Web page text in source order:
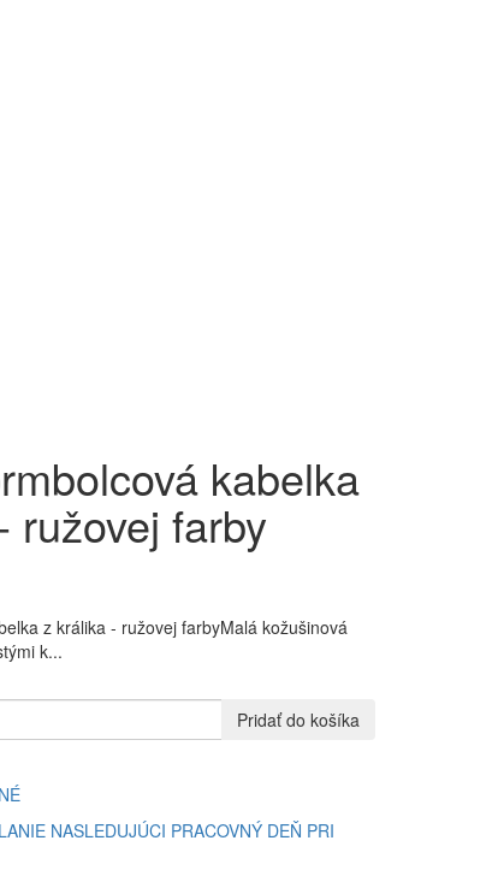
kabelka
ružovej farby
z králika - ružovej farbyMalá kožušinová
k...
Pridať do košíka
NASLEDUJÚCI PRACOVNÝ DEŇ PRI